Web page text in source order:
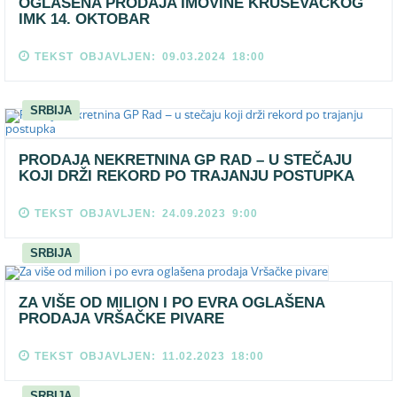
IMK 14. OKTOBAR
TEKST OBJAVLJEN: 09.03.2024 18:00
SRBIJA
PRODAJA NEKRETNINA GP RAD – U STEČAJU
KOJI DRŽI REKORD PO TRAJANJU POSTUPKA
TEKST OBJAVLJEN: 24.09.2023 9:00
SRBIJA
ZA VIŠE OD MILION I PO EVRA OGLAŠENA
PRODAJA VRŠAČKE PIVARE
TEKST OBJAVLJEN: 11.02.2023 18:00